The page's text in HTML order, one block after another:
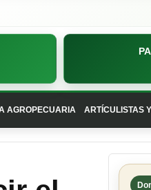
AGROPECUARIA ARTÍCULISTAS